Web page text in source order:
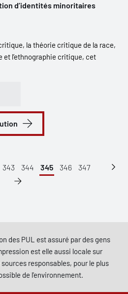
d’identités minoritaires
la théorie critique de la race,
l’ethnographie critique, cet
343 344 345 346 347
des PUL est assuré par des gens
est elle aussi locale sur
responsables, pour le plus
de l'environnement.